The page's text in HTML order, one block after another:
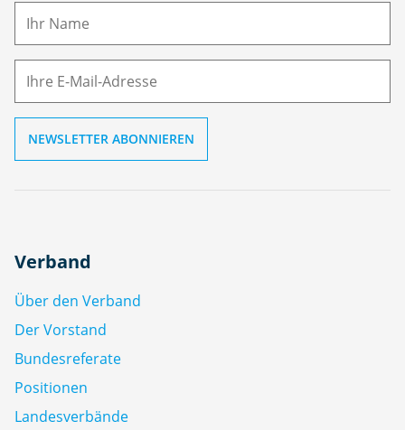
M
Verband
Über den Verband
Der Vorstand
Bundesreferate
Positionen
Landesverbände